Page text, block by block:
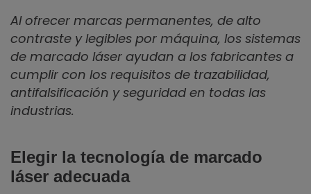
Al ofrecer marcas permanentes, de alto
contraste y legibles por máquina, los sistemas
de marcado láser ayudan a los fabricantes a
cumplir con los requisitos de trazabilidad,
antifalsificación y seguridad en todas las
industrias.
Elegir la tecnología de marcado
láser adecuada